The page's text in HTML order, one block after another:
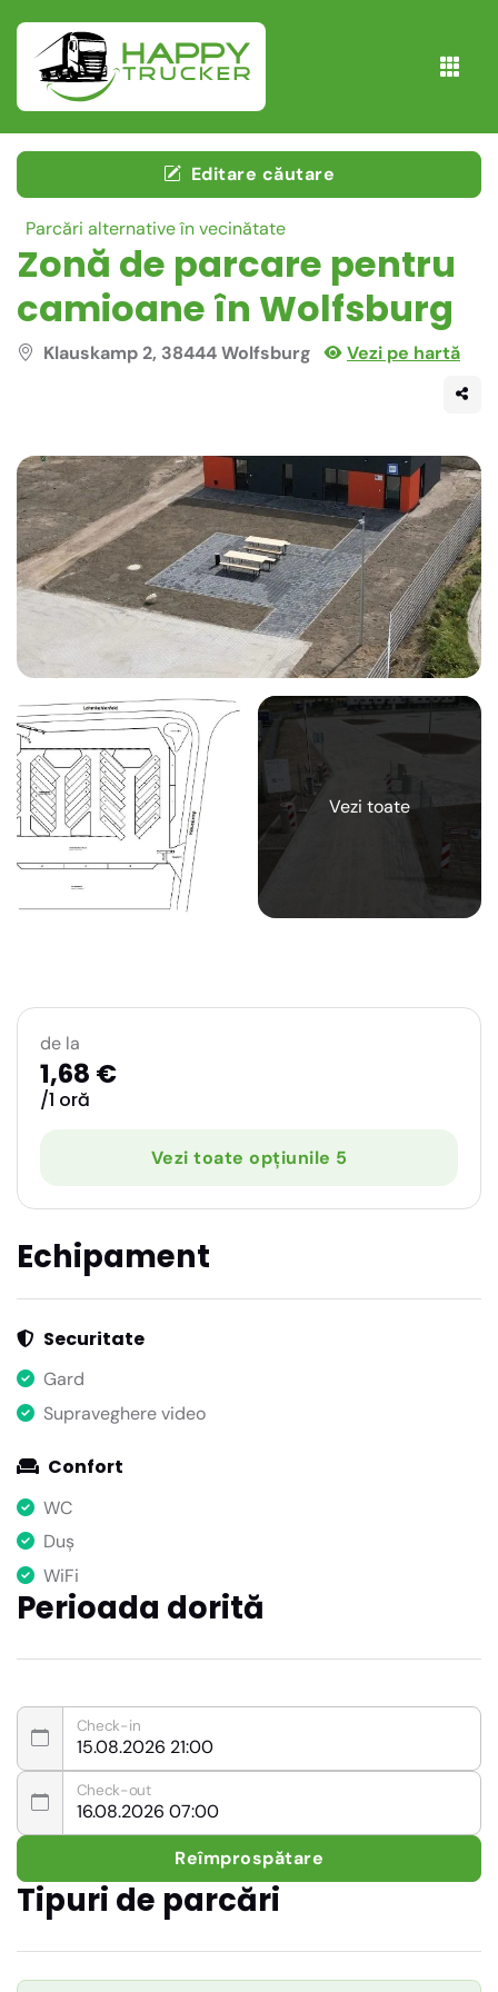
Editare căutare
Parcări alternative în vecinătate
Zonă de parcare pentru
camioane în Wolfsburg
Klauskamp 2, 38444 Wolfsburg Vezi pe hartă
Echipament
Securitate
Gard
Supraveghere video
Confort
WC
Duș
WiFi
Perioada dorită
Check-in
Check-out
Reîmprospătare
Tipuri de parcări
de la
1,68 €
/1 oră
Vezi toate opțiunile 5